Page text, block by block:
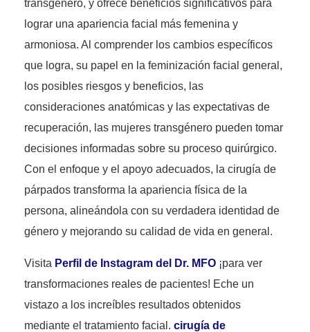
transgénero, y ofrece beneficios significativos para
lograr una apariencia facial más femenina y
armoniosa. Al comprender los cambios específicos
que logra, su papel en la feminización facial general,
los posibles riesgos y beneficios, las
consideraciones anatómicas y las expectativas de
recuperación, las mujeres transgénero pueden tomar
decisiones informadas sobre su proceso quirúrgico.
Con el enfoque y el apoyo adecuados, la cirugía de
párpados transforma la apariencia física de la
persona, alineándola con su verdadera identidad de
género y mejorando su calidad de vida en general.
Visita Perfil de Instagram del Dr. MFO ¡para ver
transformaciones reales de pacientes! Eche un
vistazo a los increíbles resultados obtenidos
mediante el tratamiento facial. cirugía de